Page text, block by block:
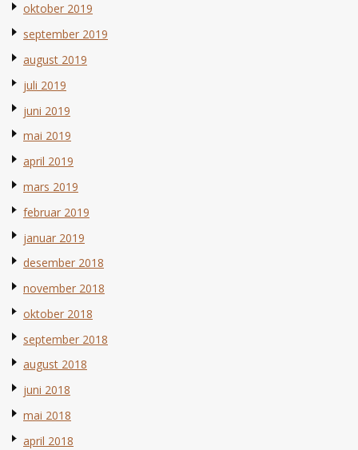
oktober 2019
september 2019
august 2019
juli 2019
juni 2019
mai 2019
april 2019
mars 2019
februar 2019
januar 2019
desember 2018
november 2018
oktober 2018
september 2018
august 2018
juni 2018
mai 2018
april 2018